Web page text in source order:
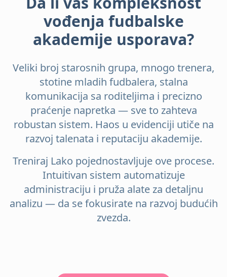
vođenja fudbalske
akademije usporava?
Veliki broj starosnih grupa, mnogo trenera,
stotine mladih fudbalera, stalna
komunikacija sa roditeljima i precizno
praćenje napretka — sve to zahteva
robustan sistem. Haos u evidenciji utiče na
razvoj talenata i reputaciju akademije.
Treniraj Lako pojednostavljuje ove procese.
Intuitivan sistem automatizuje
administraciju i pruža alate za detaljnu
analizu — da se fokusirate na razvoj budućih
zvezda.